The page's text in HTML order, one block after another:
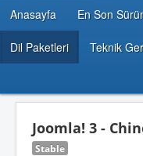
GELIŞTIRICI KAYNAKLARI
Anasayfa En Son
Dil Paketleri Teknik
Joomla! 3 -
Stable